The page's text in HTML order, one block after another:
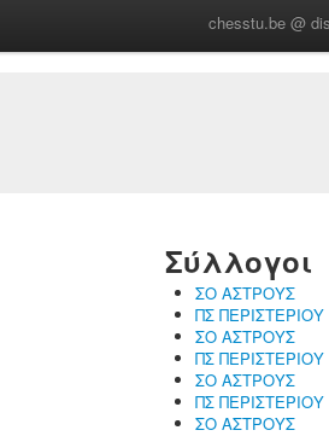
chesstu.be @
Σύλλογοι
ΣΟ ΑΣΤΡΟΥΣ
ΠΣ ΠΕΡΙΣΤΕΡΙΟΥ
ΣΟ ΑΣΤΡΟΥΣ
ΠΣ ΠΕΡΙΣΤΕΡΙΟΥ
ΣΟ ΑΣΤΡΟΥΣ
ΠΣ ΠΕΡΙΣΤΕΡΙΟΥ
ΣΟ ΑΣΤΡΟΥΣ